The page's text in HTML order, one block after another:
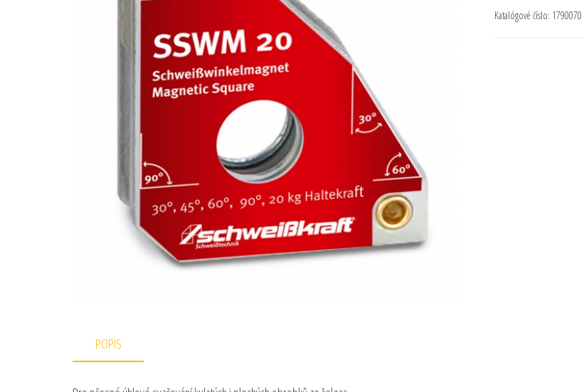
Katalógové číslo: 1790070
POPIS